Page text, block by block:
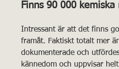
Finns 90 000
Intressant är att det finns
framåt. Faktiskt totalt mer
dokumenterade och
kännedom och uppvisar